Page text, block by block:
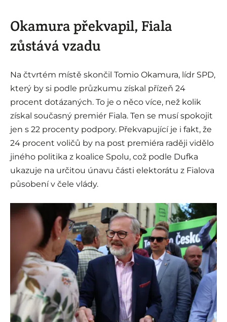
Okamura překvapil, Fiala
zůstává vzadu
Na čtvrtém místě skončil Tomio Okamura, lídr SPD,
který by si podle průzkumu získal přízeň 24
procent dotázaných. To je o něco více, než kolik
získal současný premiér Fiala. Ten se musí spokojit
jen s 22 procenty podpory. Překvapující je i fakt, že
24 procent voličů by na post premiéra raději vidělo
jiného politika z koalice Spolu, což podle Dufka
ukazuje na určitou únavu části elektorátu z Fialova
působení v čele vlády.